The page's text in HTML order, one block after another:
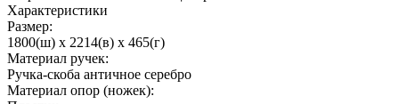
Характеристики
Размер:
1800(ш) x 2214(в) x 465(г)
Материал ручек:
Ручка-скоба античное серебро
Материал опор (ножек):